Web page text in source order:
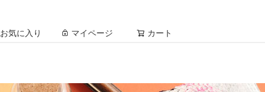
お気に入り マイページ カート